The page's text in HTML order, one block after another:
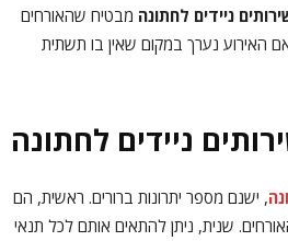
ניידים לחתונה מבטיח שהאורחים
אם האירוע נערך במקום שאין בו תשתית
ניידים לחתונה
, ישנם מספר יתרונות ברורים. ראשית, הם
שנית, ניתן להתאים אותם לכל תנאי